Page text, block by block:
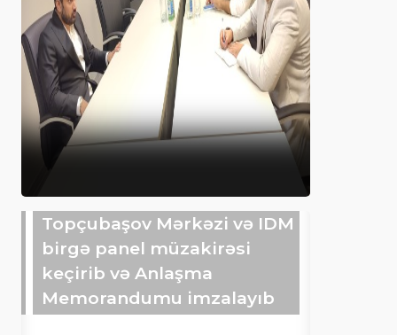
Topçubaşov Mərkəzi və IDM
birgə panel müzakirəsi
keçirib və Anlaşma
Memorandumu imzalayıb